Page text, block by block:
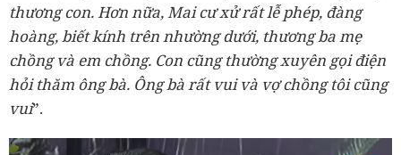
thương con. Hơn nữa, Mai cư xử rất lễ phép, đàng
hoàng, biết kính trên nhường dưới, thương ba mẹ
chồng và em chồng. Con cũng thường xuyên gọi điện
hỏi thăm ông bà. Ông bà rất vui và vợ chồng tôi cũng
vui”.